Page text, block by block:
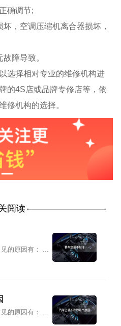
确调节;
，空调压缩机离合器损坏，
障导致。
选择相对专业的维修机构进
的4S店或品牌专修店等，依
修机构的选择。
阅读
的原因有： ...
的原因有： ...